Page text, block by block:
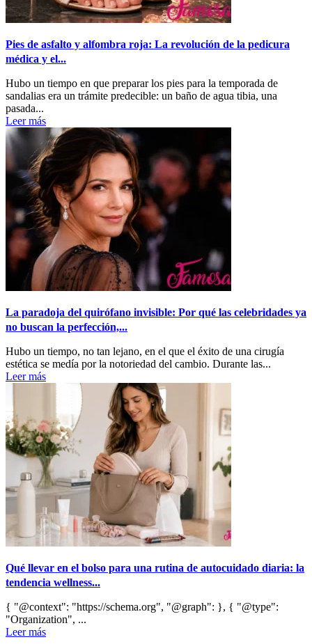
Pies de asfalto y alfombra roja: La revolución de la pedicura
médica y el...
Hubo un tiempo en que preparar los pies para la temporada de
sandalias era un trámite predecible: un baño de agua tibia, una
pasada...
Leer más
La paradoja del quirófano invisible: Por qué las celebridades ya
no buscan la perfección,...
Hubo un tiempo, no tan lejano, en el que el éxito de una cirugía
estética se medía por la notoriedad del cambio. Durante las...
Leer más
Qué llevar en el bolso para una rutina de autocuidado diaria: la
tendencia wellness...
{ "@context": "https://schema.org", "@graph": }, { "@type":
"Organization", ...
Leer más